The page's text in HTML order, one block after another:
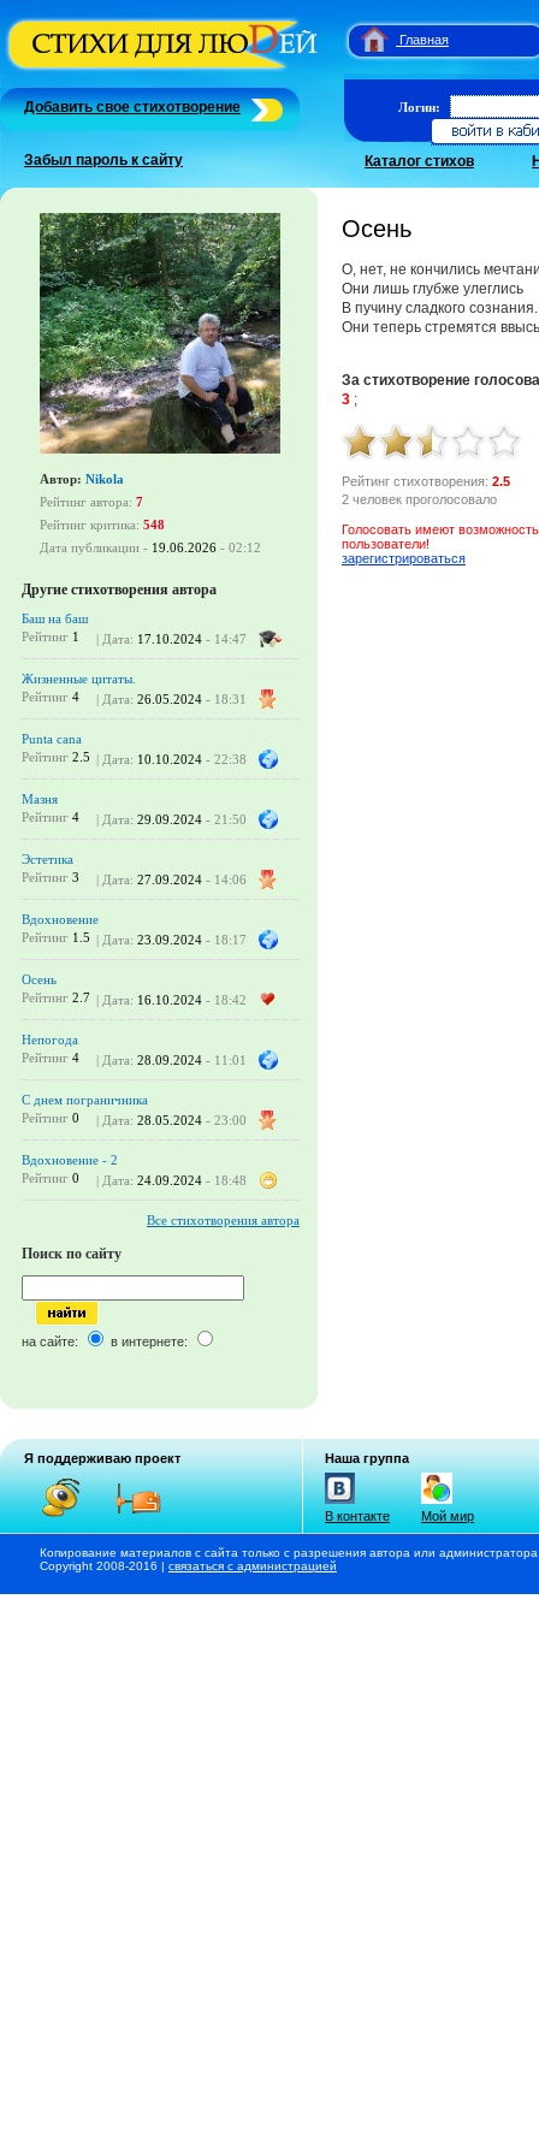
Главная
Добавить свое стихотворение
Забыл пароль к сайту
Логин:
Каталог стихов
Автор: Nikola
Рейтинг автора: 7
Рейтинг критика: 548
Дата публикации - 19.06.2026 - 02:12
Другие стихотворения автора
Баш на баш
Рейтинг 1 | Дата: 17.10.2024 - 14:47
Жизненные цитаты.
Рейтинг 4 | Дата: 26.05.2024 - 18:31
Punta cana
Рейтинг 2.5 | Дата: 10.10.2024 - 22:38
Мазня
Рейтинг 4 | Дата: 29.09.2024 - 21:50
Эстетика
Рейтинг 3 | Дата: 27.09.2024 - 14:06
Вдохновение
Рейтинг 1.5 | Дата: 23.09.2024 - 18:17
Осень
Рейтинг 2.7 | Дата: 16.10.2024 - 18:42
Непогода
Рейтинг 4 | Дата: 28.09.2024 - 11:01
С днем пограничника
Рейтинг 0 | Дата: 28.05.2024 - 23:00
Вдохновение - 2
Рейтинг 0 | Дата: 24.09.2024 - 18:48
Все стихотворения автора
Поиск по сайту
на сайте: в интернете:
Осень
О, нет, не кончились
Они лишь глубже улеглись
В пучину сладкого сознания.
Они теперь стремятся
За стихотворение
3 ;
Рейтинг стихотворения: 2.5
2 человек проголосовало
Голосовать имеют
пользователи!
зарегистрироваться
Я поддерживаю проект Наша группа
В контакте Мой мир
Копирование материалов с сайта только с разрешения автора или
Copyright 2008-2016 | связаться с администрацией